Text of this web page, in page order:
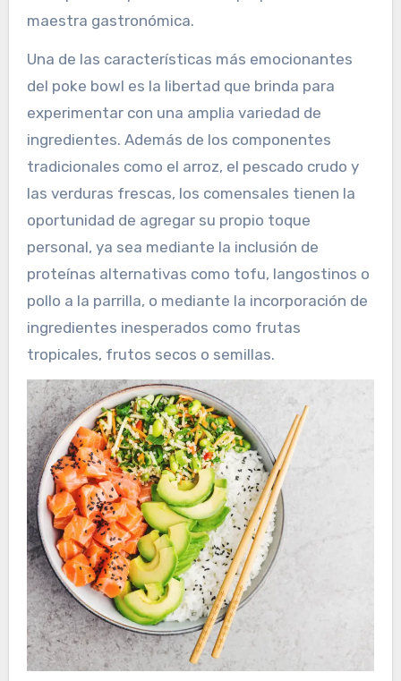
maestra gastronómica.
Una de las características más emocionantes
del poke bowl es la libertad que brinda para
experimentar con una amplia variedad de
ingredientes. Además de los componentes
tradicionales como el arroz, el pescado crudo y
las verduras frescas, los comensales tienen la
oportunidad de agregar su propio toque
personal, ya sea mediante la inclusión de
proteínas alternativas como tofu, langostinos o
pollo a la parrilla, o mediante la incorporación de
ingredientes inesperados como frutas
tropicales, frutos secos o semillas.